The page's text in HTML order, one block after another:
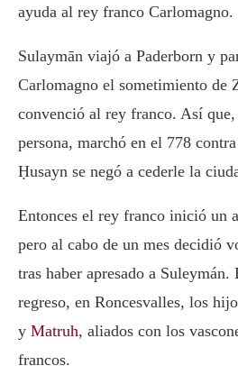
ayuda al rey franco Carlomagno.
Sulaymān viajó a Paderborn y
Carlomagno el sometimiento de
convenció al rey franco. Así
persona, marchó en el 778
Ḥusayn se negó a cederle la
Entonces el rey franco inició un
pero al cabo de un mes decidió
tras haber apresado a
regreso, en Roncesvalles, los
y Matruh, aliados con los
francos.